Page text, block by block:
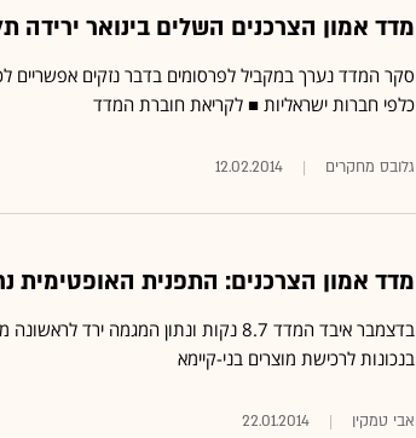
מדד אמון הצרכנים השלים בינואר ירידה תלת-
סקר המדד נערך במקביל לפרסומים בדבר נזקים אפשריים
כלפי חברות ישראליות ■ לקריאת חוברת המדד
גלובס מחקרים 12.02.2014
מדד אמון הצרכנים: התפנית האופטימית
בדצמבר איבד המדד 8.7 נקות ונתון המגמה
בנכונות לרכישת מוצרים בני-קיימא
אבי טמקין 22.01.2014